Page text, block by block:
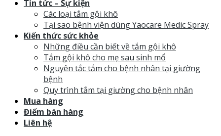
Tin tức – Sự kiện
Các loại tắm gội khô
Tại sao bệnh viện dùng Yaocare Medic Spray
Kiến thức sức khỏe
Những điều cần biết về tắm gội khô
Tắm gội khô cho mẹ sau sinh mổ
Nguyên tắc tắm cho bệnh nhân tại giường
bệnh
Quy trình tắm tại giường cho bệnh nhân
Mua hàng
Điểm bán hàng
Liên hệ